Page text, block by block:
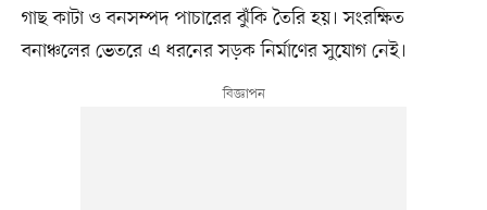
গাছ কাটা ও বনসম্পদ পাচারের ঝুঁকি তৈরি হয়। সংরক্ষিত
বনাঞ্চলের ভেতরে এ ধরনের সড়ক নির্মাণের সুযোগ নেই।